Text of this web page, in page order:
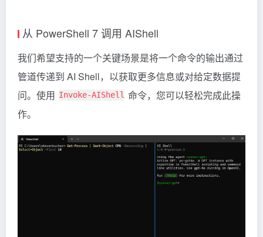
从 PowerShell 7 调用 AIShell
我们希望支持的一个关键场景是将一个命令的输出通过
管道传递到 AI Shell，以获取更多信息或对给定数据提
问。使用 Invoke-AIShell 命令，您可以轻松完成此操
作。